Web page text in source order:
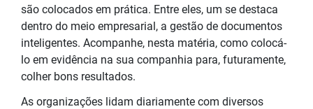
são colocados em prática. Entre eles, um se destaca
dentro do meio empresarial, a gestão de documentos
inteligentes. Acompanhe, nesta matéria, como colocá-
lo em evidência na sua companhia para, futuramente,
colher bons resultados.
As organizações lidam diariamente com diversos